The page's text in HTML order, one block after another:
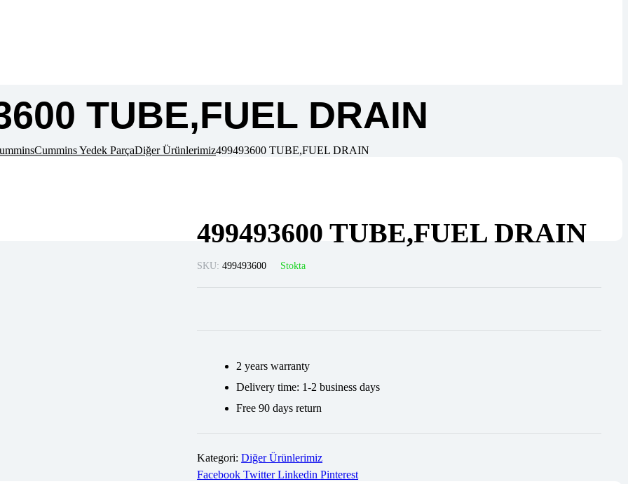
TUBE,FUEL DRAIN
Cummins Yedek ParçaDiğer Ürünlerimiz499493600 TUBE,FUEL DRAIN
499493600 TUBE,FUEL DRAIN
SKU:499493600 Stokta
2 years warranty
Delivery time: 1-2 business days
Free 90 days return
Kategori:Diğer Ürünlerimiz
Share:
Facebook Twitter Linkedin Pinterest